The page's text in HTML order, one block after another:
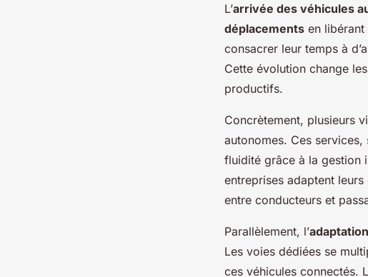
L’arrivée des véhicules
déplacements en libérant
consacrer leur temps à
Cette évolution change
productifs.
Concrètement, plusieurs
autonomes. Ces
fluidité grâce à la gestion
entreprises adaptent
entre conducteurs et
Parallèlement, l’
Les voies dédiées se
ces véhicules connectés.